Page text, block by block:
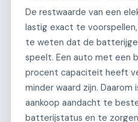
De restwaarde van een
lastig exact te
te weten dat de
speelt. Een auto met een
procent capaciteit heeft
minder waard zijn.
aankoop aandacht te
batterijstatus en te